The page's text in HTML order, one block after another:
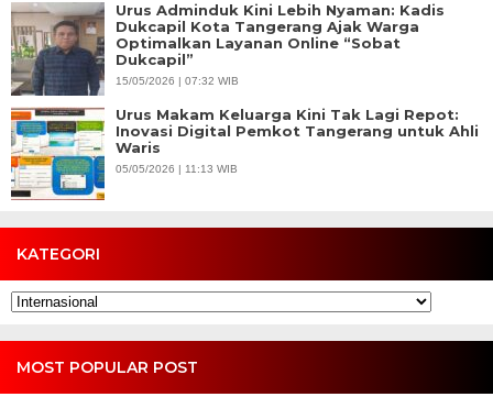
Urus Adminduk Kini Lebih Nyaman: Kadis
Dukcapil Kota Tangerang Ajak Warga
Optimalkan Layanan Online “Sobat
Dukcapil”
15/05/2026 | 07:32 WIB
Urus Makam Keluarga Kini Tak Lagi Repot:
Inovasi Digital Pemkot Tangerang untuk Ahli
Waris
05/05/2026 | 11:13 WIB
KATEGORI
Kategori
MOST POPULAR POST